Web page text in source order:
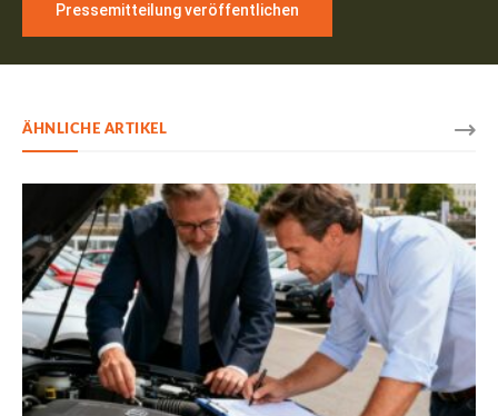
Pressemitteilung veröffentlichen
ÄHNLICHE ARTIKEL